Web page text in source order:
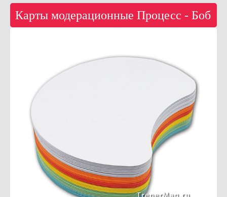
Карты модерационные Процесс - Боб